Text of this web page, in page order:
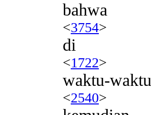
bahwa
<3754>
di
<1722>
waktu-waktu
<2540>